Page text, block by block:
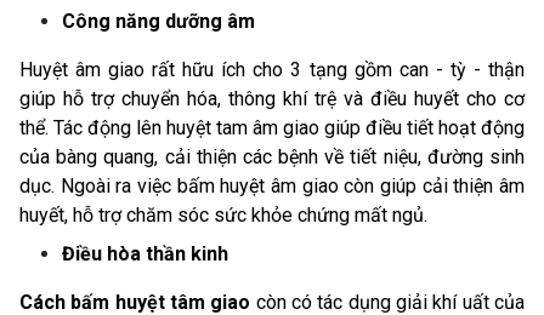
Công năng dưỡng âm
Huyệt âm giao rất hữu ích cho 3 tạng gồm can - tỳ - thận
giúp hỗ trợ chuyển hóa, thông khí trệ và điều huyết cho cơ
thể. Tác động lên huyệt tam âm giao giúp điều tiết hoạt động
của bàng quang, cải thiện các bệnh về tiết niệu, đường sinh
dục. Ngoài ra việc bấm huyệt âm giao còn giúp cải thiện âm
huyết, hỗ trợ chăm sóc sức khỏe chứng mất ngủ.
Điều hòa thần kinh
Cách bấm huyệt tâm giao còn có tác dụng giải khí uất của